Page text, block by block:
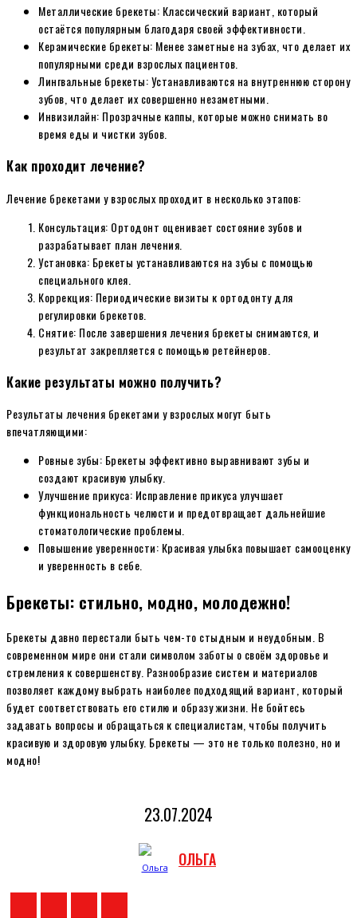
Металлические брекеты: Классический вариант, который
остаётся популярным благодаря своей эффективности.
Керамические брекеты: Менее заметные на зубах, что делает их
популярными среди взрослых пациентов.
Лингвальные брекеты: Устанавливаются на внутреннюю сторону
зубов, что делает их совершенно незаметными.
Инвизилайн: Прозрачные каппы, которые можно снимать во
время еды и чистки зубов.
Как проходит лечение?
Лечение брекетами у взрослых проходит в несколько этапов:
Консультация: Ортодонт оценивает состояние зубов и
разрабатывает план лечения.
Установка: Брекеты устанавливаются на зубы с помощью
специального клея.
Коррекция: Периодические визиты к ортодонту для
регулировки брекетов.
Снятие: После завершения лечения брекеты снимаются, и
результат закрепляется с помощью ретейнеров.
Какие результаты можно получить?
Результаты лечения брекетами у взрослых могут быть
впечатляющими:
Ровные зубы: Брекеты эффективно выравнивают зубы и
создают красивую улыбку.
Улучшение прикуса: Исправление прикуса улучшает
функциональность челюсти и предотвращает дальнейшие
стоматологические проблемы.
Повышение уверенности: Красивая улыбка повышает самооценку
и уверенность в себе.
Брекеты: стильно, модно, молодежно!
Брекеты давно перестали быть чем-то стыдным и неудобным. В
современном мире они стали символом заботы о своём здоровье и
стремления к совершенству. Разнообразие систем и материалов
позволяет каждому выбрать наиболее подходящий вариант, который
будет соответствовать его стилю и образу жизни. Не бойтесь
задавать вопросы и обращаться к специалистам, чтобы получить
красивую и здоровую улыбку. Брекеты — это не только полезно, но и
модно!
23.07.2024
ОЛЬГА